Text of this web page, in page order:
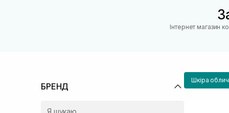
Інтернет магазин
БРЕНД
Шкіра